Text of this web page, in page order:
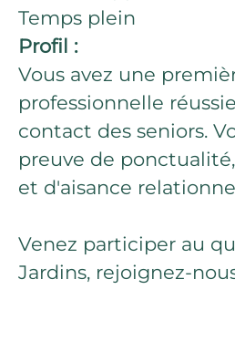
Temps plein
Profil :
Vous avez une
professionnelle
contact des seniors.
preuve de
et d'aisance
Venez participer au
Jardins, rejoignez-